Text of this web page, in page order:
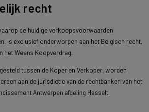
recht
de huidige verkoopsvoorwaarden
is exclusief onderworpen aan het Belgisch recht,
het Weens Koopverdrag.
tussen de Koper en Verkoper, worden
aan de jurisdictie van de rechtbanken van het
Antwerpen afdeling Hasselt.